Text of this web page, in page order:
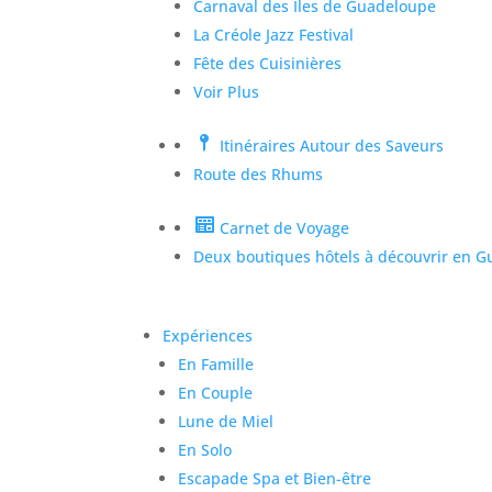
Carnaval des Îles de Guadeloupe
La Créole Jazz Festival
Fête des Cuisinières
Voir Plus
Itinéraires Autour des Saveurs
Route des Rhums
Carnet de Voyage
Deux boutiques hôtels à découvrir en
Expériences
En Famille
En Couple
Lune de Miel
En Solo
Escapade Spa et Bien-être